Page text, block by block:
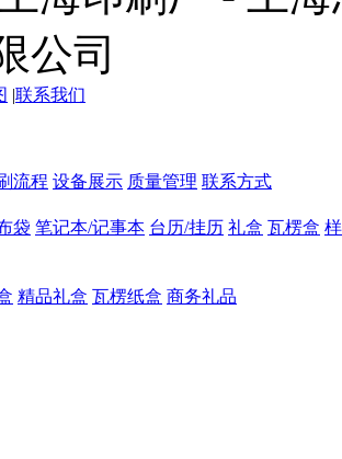
|联系我们
流程 设备展示 质量管理 联系方式
袋 笔记本/记事本 台历/挂历 礼盒 瓦楞盒
精品礼盒 瓦楞纸盒 商务礼品